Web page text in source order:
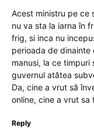
Acest ministru pe ce
nu va sta la iarna în
frig, si inca nu
perioada de dinainte
manusi, la ce timpuri
guvernul atătea
Da, cine a vrut să
online, cine a vrut
Reply